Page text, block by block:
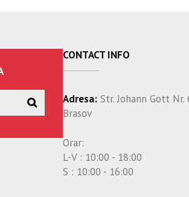
CONTACT INFO
Adresa: Str. Johann Gott Nr.
Brasov
Orar:
L-V : 10:00 - 18:00
S : 10:00 - 16:00